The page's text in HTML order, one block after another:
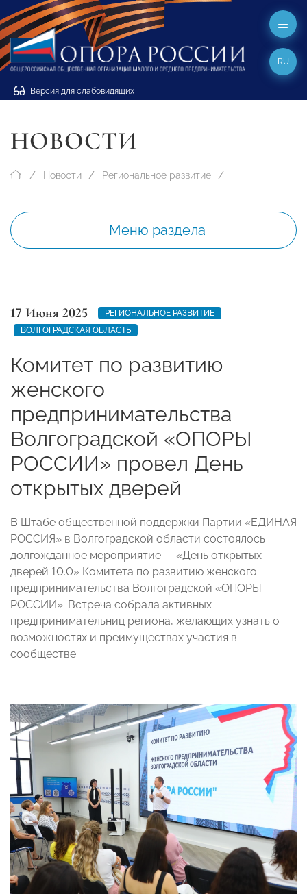
Версия для слабовидящих
RU
НОВОСТИ
Новости Региональное развитие
Меню раздела
17 Июня 2025
РЕГИОНАЛЬНОЕ РАЗВИТИЕ
ВОЛГОГРАДСКАЯ ОБЛАСТЬ
Комитет по развитию
женского
предпринимательства
Волгоградской «ОПОРЫ
РОССИИ» провел День
открытых дверей
В Штабе общественной поддержки Партии «ЕДИНАЯ
РОССИЯ» в Волгоградской области состоялось
долгожданное мероприятие — «День открытых
дверей 10.0» Комитета по развитию женского
предпринимательства Волгоградской «ОПОРЫ
РОССИИ». Встреча собрала активных
предпринимательниц региона, желающих узнать о
возможностях и преимуществах участия в
сообществе.